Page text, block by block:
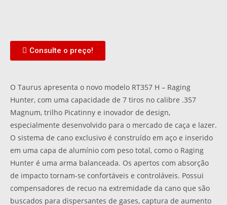
Consulte o preço!
O Taurus apresenta o novo modelo RT357 H – Raging
Hunter, com uma capacidade de 7 tiros no calibre .357
Magnum, trilho Picatinny e inovador de design,
especialmente desenvolvido para o mercado de caça e lazer.
O sistema de cano exclusivo é construído em aço e inserido
em uma capa de alumínio com peso total, como o Raging
Hunter é uma arma balanceada. Os apertos com absorção
de impacto tornam-se confortáveis e controláveis. Possui
compensadores de recuo na extremidade da cano que são
buscados para dispersantes de gases, captura de aumento